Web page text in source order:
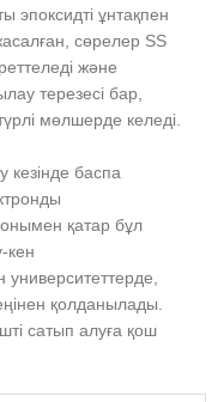
эпоксидті ұнтақпен
сөрелер SS
және
терезесі бар,
мөлшерде келеді.
кезінде баспа
қатар бұл
кен
қолданылады.
сатып алуға қош